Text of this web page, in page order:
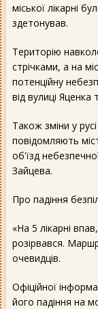
міської лікарні
здетонував.
Територію
стрічками, а на
потенційну
від вулиці
Також зміни у
повідомляють
об'їзд
Зайцева.
Про падіння
«На 5 лікарні
розірвався.
очевидців.
Офіційної
його падіння на